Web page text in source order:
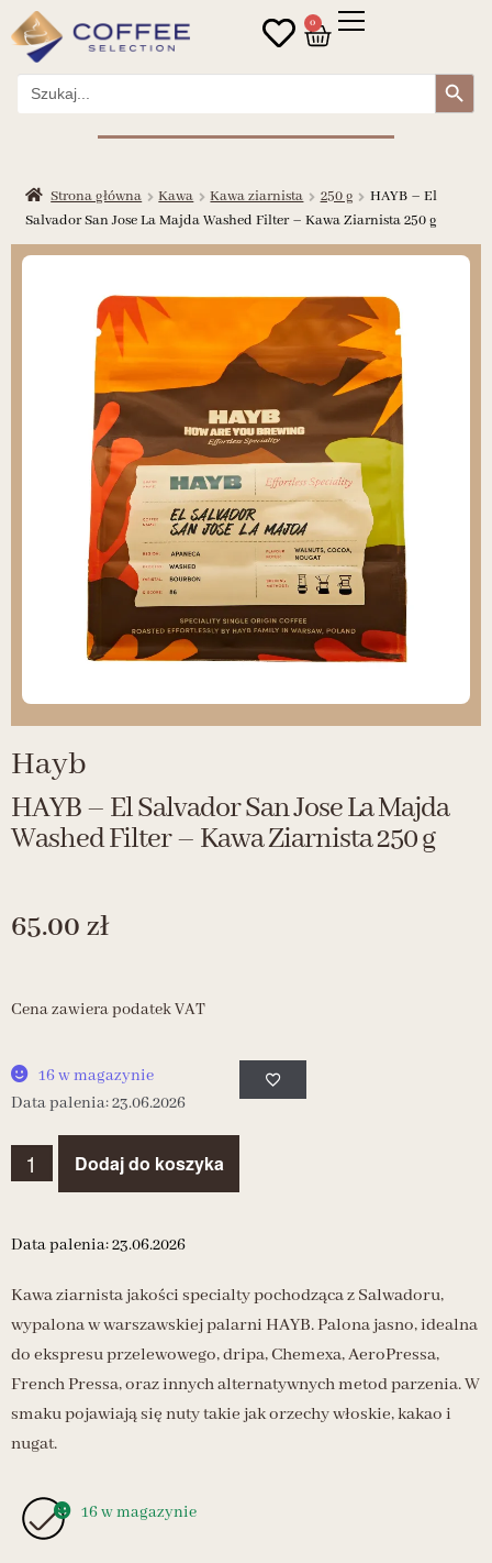
0
Search
for:
Search Button
Strona główna Kawa Kawa ziarnista 250 g
HAYB – El
Salvador San Jose La Majda Washed Filter – Kawa Ziarnista 250 g
Hayb
HAYB – El Salvador San Jose La Majda
Washed Filter – Kawa Ziarnista 250 g
65.00 zł
Cena zawiera podatek VAT
16 w magazynie
Data palenia: 23.06.2026
Dodaj do koszyka
Data palenia: 23.06.2026
Kawa ziarnista jakości specialty pochodząca z Salwadoru,
wypalona w warszawskiej palarni HAYB. Palona jasno, idealna
do ekspresu przelewowego, dripa, Chemexa, AeroPressa,
French Pressa, oraz innych alternatywnych metod parzenia. W
smaku pojawiają się nuty takie jak orzechy włoskie, kakao i
nugat.
16 w magazynie